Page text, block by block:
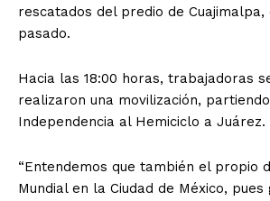
rescatados del predio de Cuajimalpa,
pasado.
Hacia las 18:00 horas, trabajadoras
realizaron una movilización,
Independencia al Hemiciclo a Juárez.
“Entendemos que también el propio
Mundial en la Ciudad de México,